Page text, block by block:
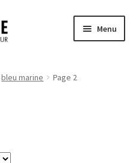
Menu
bleu marine Page 2